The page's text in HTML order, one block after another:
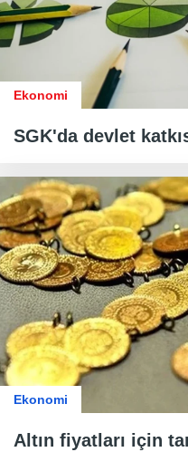
Ekonomi
SGK'da devlet
Ekonomi
Altın fiyatları için